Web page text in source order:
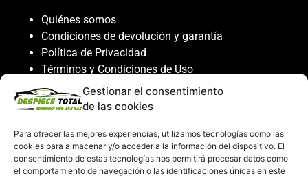
Gestionar el consentimiento
de las cookies
Para ofrecer las mejores experiencias, utilizamos tecnologías como las
cookies para almacenar y/o acceder a la información del dispositivo. El
consentimiento de estas tecnologías nos permitirá procesar datos como
el comportamiento de navegación o las identificaciones únicas en este
Quiénes somos
Condiciones de devolución y garantía
Política de Privacidad
Términos y Condiciones de Uso
Política de Cookies
Servicio al cliente
Contacto
986 243 432